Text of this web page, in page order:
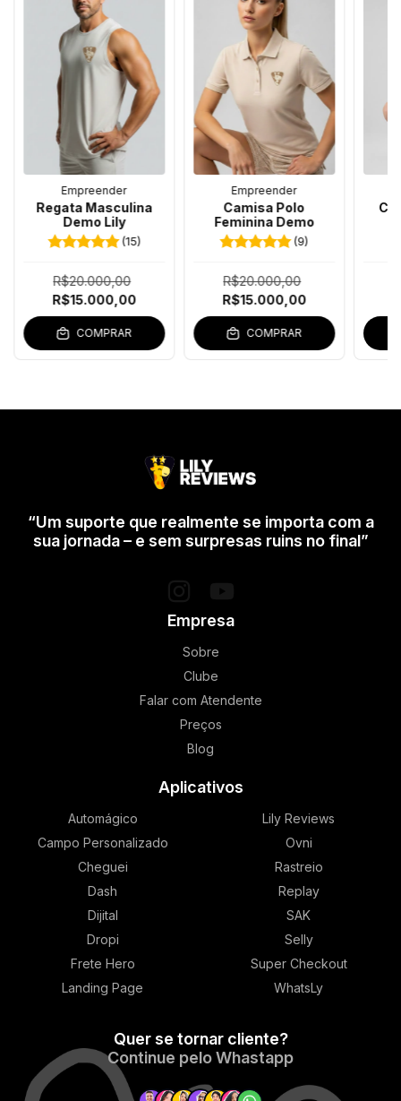
Empreender
Regata Masculina
Demo Lily
(15)
R$20.000,00
R$15.000,00
COMPRAR
Empreender
Camisa Polo
Feminina Demo
(9)
R$20.000,00
R$15.000,00
COMPRAR
“Um suporte que realmente se importa com a
sua jornada – e sem surpresas ruins no final”
Empresa
Sobre
Clube
Falar com Atendente
Preços
Blog
Aplicativos
Automágico
Campo Personalizado
Cheguei
Dash
Dijital
Dropi
Frete Hero
Landing Page
Lily Reviews
Ovni
Rastreio
Replay
SAK
Selly
Super Checkout
WhatsLy
Quer se tornar cliente?
​Continue pelo Whastapp